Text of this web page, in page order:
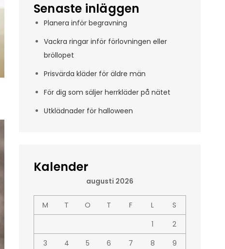
Senaste inläggen
Planera inför begravning
Vackra ringar inför förlovningen eller
bröllopet
Prisvärda kläder för äldre män
För dig som säljer herrkläder på nätet
Utklädnader för halloween
Kalender
augusti 2026
M T O T F L
S
1
2
3
4 5 6 7 8
9